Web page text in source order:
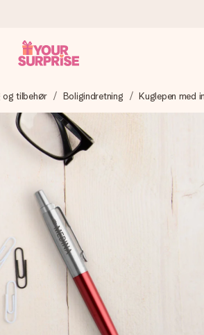
omhu og sender den lynhurtigt – så
det helt rette tidspunkt, når den
+15.000 anmeldelser)
Kunderne giver os 4,7 på Google
hilsen
blot få trin – med hendes navn, et
besked, der går lige i hendes hjerte.
en masse kærlighed i
og tilbehør Boligindretning Kuglepen med